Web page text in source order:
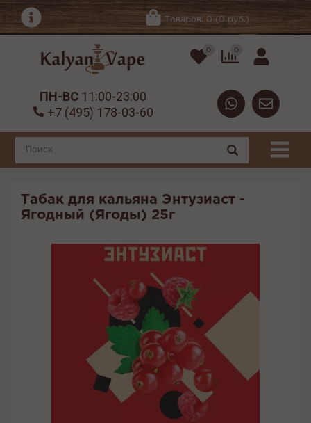
Товаров: 0 (0 руб.)
0 0
ПН-ВС 11:00-23:00
+7 (495) 178-03-60
Табак для кальяна Энтузиаст -
Ягодный (Ягоды) 25г